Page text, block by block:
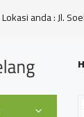
Lokasi anda : Jl.